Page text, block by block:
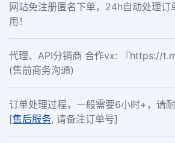
网站免注册匿名下单，24h自动处理订
用！
代理、API分销商 合作vx: 『https://
(售前商务沟通)
订单处理过程，一般需要6小时+，请耐
[售后服务, 请备注订单号]